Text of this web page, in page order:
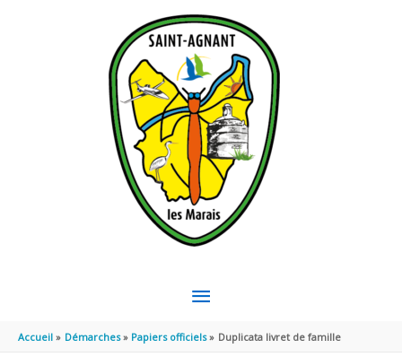
MENU
PRINCIPAL
Accueil Démarches Papiers officiels Duplicata livret de famille